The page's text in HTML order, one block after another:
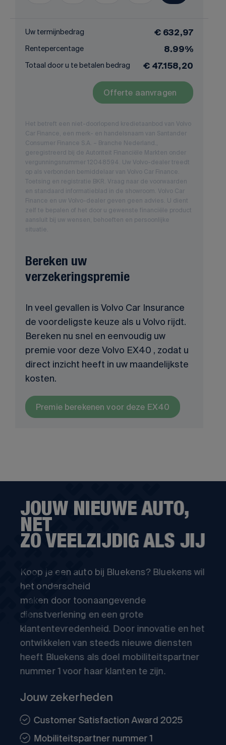
Uw termijnbedrag € 632,97
Rentepercentage 8.99%
Totaal door u te betalen bedrag € 47.158,20
Offerte aanvragen
Het betreft een niet-doorlopend kredietaanbod van Volvo
Car Finance, een merk- en handelsnaam van Santander
Consumer Finance S.A. – Branche Nederland.,
geregistreerd bij de Autoriteit Financiële Markten onder
vergunningsnummer 12048594. Uw Volvo-dealer treedt
op als verbonden bemiddelaar van Volvo Car Finance.
Toetsing en registratie BKR. Vraag naar de voorwaarden
en standaard informatieblad in de showroom. Volvo Car
Finance en uw Volvo-dealer geven geen advies. U dient
zelf te bepalen of het door u gewenste financiële product
aansluit bij uw wensen, behoeften en persoonlijke
situatie.
Bereken uw
verzekeringspremie
In veel gevallen is Volvo Car Insurance
de voordeligste keuze als u Volvo rijdt.
Bereken nu snel en eenvoudig uw
premie voor deze Volvo EX40 , zodat u
direct inzicht heeft in uw maandelijkste
kosten.
Premie berekenen voor deze EX40
JOUW NIEUWE AUTO,
NET
ZO VEELZIJDIG ALS JIJ
Koop je een auto bij Bluekens? Bluekens wil
het onderscheid
maken door toonaangevende
dienstverlening en een grote
klantentevredenheid. Door innovatie en het
ontwikkelen van steeds nieuwe diensten
heeft Bluekens als doel mobiliteitspartner
nummer 1 voor haar klanten te zijn.
Jouw zekerheden
Customer Satisfaction Award 2025
Mobiliteitspartner nummer 1